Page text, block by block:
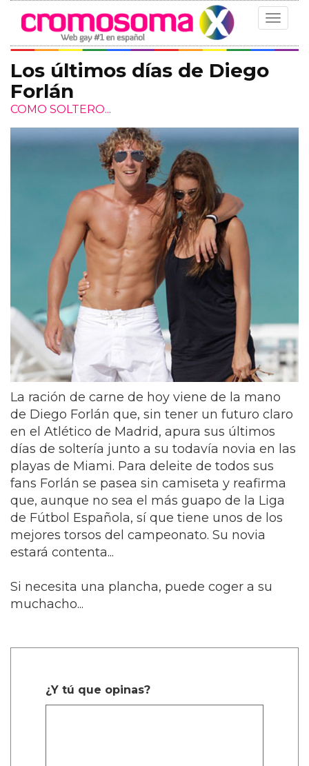
Toggle
Los últimos días de Diego
Forlán
COMO SOLTERO...
La ración de carne de hoy viene de la mano
de Diego Forlán que, sin tener un futuro claro
en el Atlético de Madrid, apura sus últimos
días de soltería junto a su todavía novia en las
playas de Miami. Para deleite de todos sus
fans Forlán se pasea sin camiseta y reafirma
que, aunque no sea el más guapo de la Liga
de Fútbol Española, sí que tiene unos de los
mejores torsos del campeonato. Su novia
estará contenta...
Si necesita una plancha, puede coger a su
muchacho...
¿Y tú que opinas?